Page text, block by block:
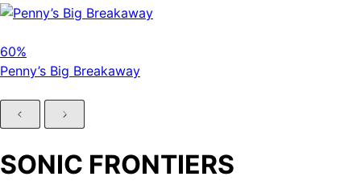
60%
Penny’s Big Breakaway
SONIC FRONTIERS